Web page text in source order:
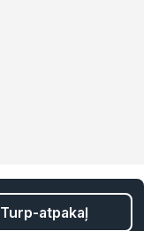
Turp-atpakaļ